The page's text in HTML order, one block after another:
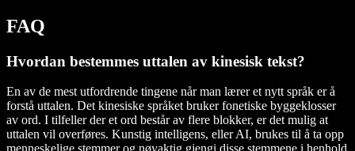
FAQ
Hvordan bestemmes uttalen av kinesisk tekst?
En av de mest utfordrende tingene når man lærer et nytt språk er å
forstå uttalen. Det kinesiske språket bruker fonetiske byggeklosser
av ord. I tilfeller der et ord består av flere blokker, er det mulig at
uttalen vil overføres. Kunstig intelligens, eller AI, brukes til å ta opp